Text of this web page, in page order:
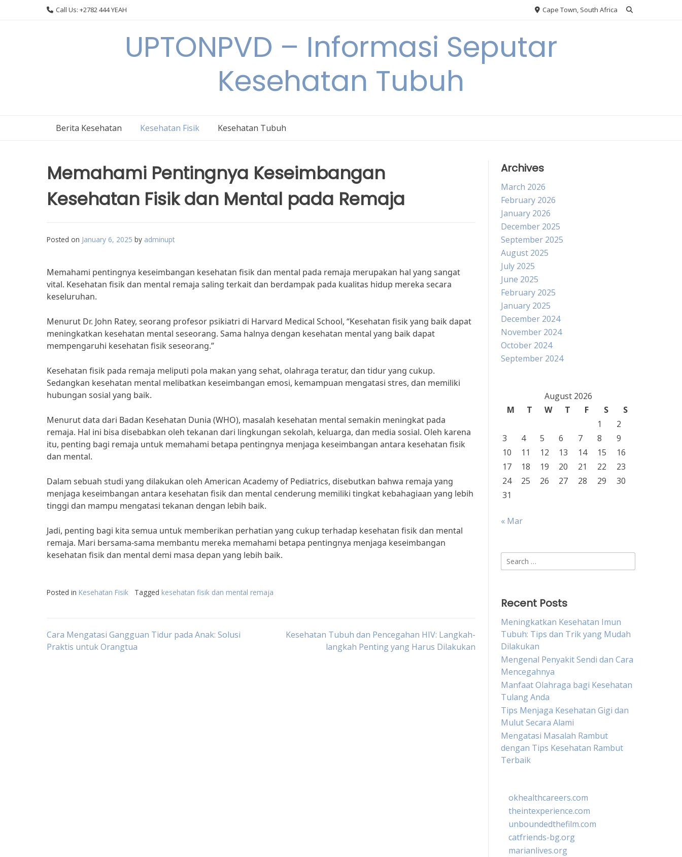
Call Us: +2782 444 YEAH Cape Town, South Africa
UPTONPVD – Informasi Seputar
Kesehatan Tubuh
Berita Kesehatan Kesehatan Fisik Kesehatan Tubuh
Memahami Pentingnya Keseimbangan
Kesehatan Fisik dan Mental pada Remaja
Posted on January 6, 2025 by adminupt
Memahami pentingnya keseimbangan kesehatan fisik dan mental pada remaja merupakan hal yang sangat
vital. Kesehatan fisik dan mental remaja saling terkait dan berdampak pada kualitas hidup mereka secara
keseluruhan.
Menurut Dr. John Ratey, seorang profesor psikiatri di Harvard Medical School, “Kesehatan fisik yang baik dapat
meningkatkan kesehatan mental seseorang. Sama halnya dengan kesehatan mental yang baik dapat
mempengaruhi kesehatan fisik seseorang.”
Kesehatan fisik pada remaja meliputi pola makan yang sehat, olahraga teratur, dan tidur yang cukup.
Sedangkan kesehatan mental melibatkan keseimbangan emosi, kemampuan mengatasi stres, dan memiliki
hubungan sosial yang baik.
Menurut data dari Badan Kesehatan Dunia (WHO), masalah kesehatan mental semakin meningkat pada
remaja. Hal ini bisa disebabkan oleh tekanan dari lingkungan sekolah, keluarga, dan media sosial. Oleh karena
itu, penting bagi remaja untuk memahami betapa pentingnya menjaga keseimbangan antara kesehatan fisik
dan mental.
Dalam sebuah studi yang dilakukan oleh American Academy of Pediatrics, disebutkan bahwa remaja yang
menjaga keseimbangan antara kesehatan fisik dan mental cenderung memiliki tingkat kebahagiaan yang lebih
tinggi dan mampu mengatasi tekanan dengan lebih baik.
Jadi, penting bagi kita semua untuk memberikan perhatian yang cukup terhadap kesehatan fisik dan mental
remaja. Mari bersama-sama membantu mereka memahami betapa pentingnya menjaga keseimbangan
kesehatan fisik dan mental demi masa depan yang lebih baik.
Posted in Kesehatan Fisik Tagged kesehatan fisik dan mental remaja
Post
Cara Mengatasi Gangguan Tidur pada Anak: Solusi
Praktis untuk Orangtua
Kesehatan Tubuh dan Pencegahan HIV: Langkah-
langkah Penting yang Harus Dilakukan
Archives
March 2026
February 2026
January 2026
December 2025
September 2025
August 2025
July 2025
June 2025
February 2025
January 2025
December 2024
November 2024
October 2024
September 2024
August 2026
M
T W T F S
S
1
2
3
4 5 6 7 8
9
10
11 12 13 14 15
16
17
18 19 20 21 22
23
24
25 26 27 28 29
30
31
« Mar
Search
for:
Recent Posts
Meningkatkan Kesehatan Imun
Tubuh: Tips dan Trik yang Mudah
Dilakukan
Mengenal Penyakit Sendi dan Cara
Mencegahnya
Manfaat Olahraga bagi Kesehatan
Tulang Anda
Tips Menjaga Kesehatan Gigi dan
Mulut Secara Alami
Mengatasi Masalah Rambut
dengan Tips Kesehatan Rambut
Terbaik
okhealthcareers.com
theintexperience.com
unboundedthefilm.com
catfriends-bg.org
marianlives.org